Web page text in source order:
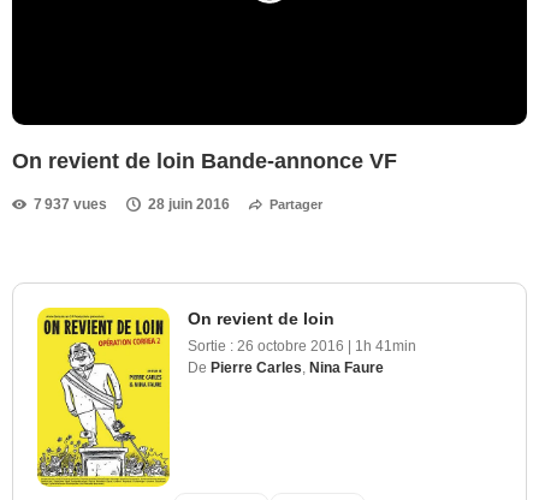
On revient de loin Bande-annonce VF
7 937 vues 28 juin 2016 Partager
On revient de loin
Sortie : 26 octobre 2016 | 1h 41min
De Pierre Carles Nina Faure